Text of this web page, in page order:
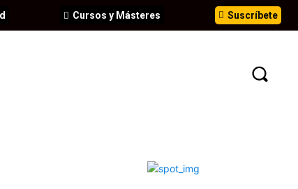
Suscríbete
Cursos y Másteres